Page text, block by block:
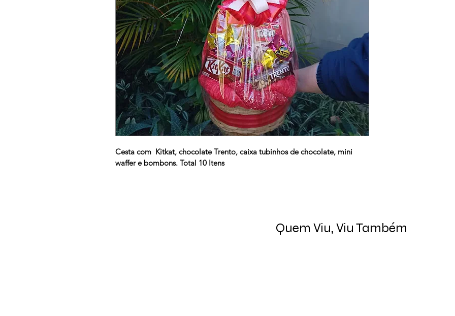
Cesta com  Kitkat, chocolate Trento, caixa tubinhos de chocolate, mini
waffer e bombons. Total 10 Itens
Quem Viu, Viu Também